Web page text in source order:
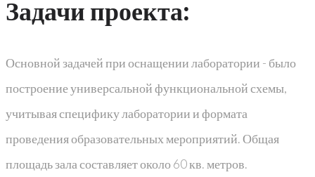
Задачи проекта:
Основной задачей при оснащении лаборатории - было
построение универсальной функциональной схемы,
учитывая специфику лаборатории и формата
проведения образовательных мероприятий. Общая
площадь зала составляет около 60 кв. метров.